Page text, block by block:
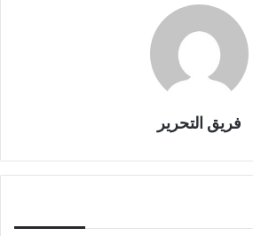
فريق التحرير